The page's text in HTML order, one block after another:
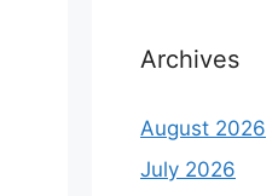
Archives
August 2026
July 2026